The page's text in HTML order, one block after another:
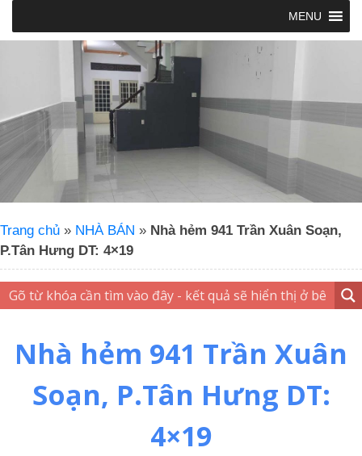
MENU
Trang chủ » NHÀ BÁN » Nhà hẻm 941 Trần Xuân Soạn,
P.Tân Hưng DT: 4×19
Nhà hẻm 941 Trần Xuân
Soạn, P.Tân Hưng DT:
4×19